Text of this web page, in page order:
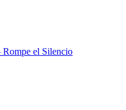
Rompe el Silencio